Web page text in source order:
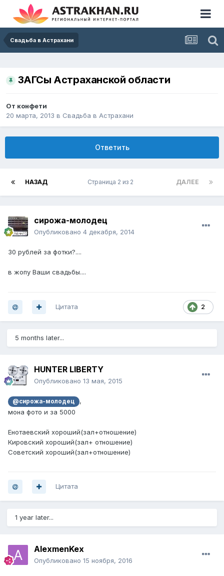
Свадьба в Астрахани
ЗАГСы Астраханской области
От конфети
20 марта, 2013 в Свадьба в Астрахани
Ответить
НАЗАД ДАЛЕЕ
Страница 2 из 2
сирожа-молодец
Опубликовано 4 декабря, 2014
30 рублей за фотки?....
в жопу Ваши свадьбы....
2
Цитата
5 months later...
HUNTER LIBERTY
Опубликовано 13 мая, 2015
@сирожа-молодец
,
мона фото и за 5000
Енотаевский хороший(зал+отношение)
Кировский хороший(зал+ отношение)
Советский хороший(зал+отношение)
Цитата
1 year later...
AlexmenKex
Опубликовано 15 ноября, 2016